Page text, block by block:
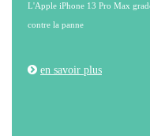
L'Apple iPhone 13 Pro Max
contre la panne
en savoir plus